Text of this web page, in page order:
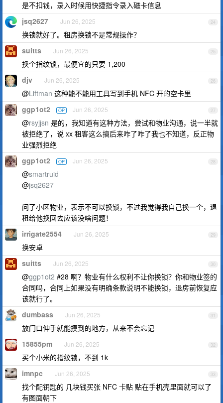
是不扣钱，录入时候用快捷指令录入磁卡信息
24
jsq2627 Jun 26, 2025
换锁就好了。租房换锁不是常规操作？
25
suitts Jun 26, 2025
换个指纹锁，最便宜的只要 1,200
26
djv Jun 26, 2025
@Liftman 这种能不能用工具写到手机 NFC 开的空卡里
27
ggp1ot2 OP Jun 26, 2025
@rsyjjsn 是的，我知道有这种方法，尝试和物业沟通，说一半就
被拒绝了，说 xx 租客这么搞后来咋了咋了我也不知道，反正物
业强烈拒绝
28
ggp1ot2 OP Jun 26, 2025
@smartruid
@jsq2627
问了小区物业，表示不可以换锁，不过我觉得我自己换一个，退
租给他换回去应该没啥问题！
29
irrigate2554 Jun 26, 2025
换安卓
30
suitts Jun 26, 2025
@ggp1ot2 #28 啊？物业有什么权利不让你换锁？你和物业签的
合同吗，合同上如果没有明确条款说明不能换锁，退房前恢复应
该就行了。
31
dumbass Jun 26, 2025
放门口伸手就能摸到的地方，从来不会忘记
32
15855pm Jun 26, 2025
买个小米的指纹锁，不到 1k
33
imnpc Jun 26, 2025
找个配钥匙的 几块钱买张 NFC 卡贴 贴在手机壳里面就可以了
有图面朝下